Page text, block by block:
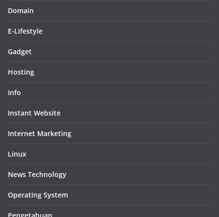
Domain
E-Lifestyle
Gadget
Hosting
Info
Instant Website
Internet Marketing
Linux
News Technology
Operating System